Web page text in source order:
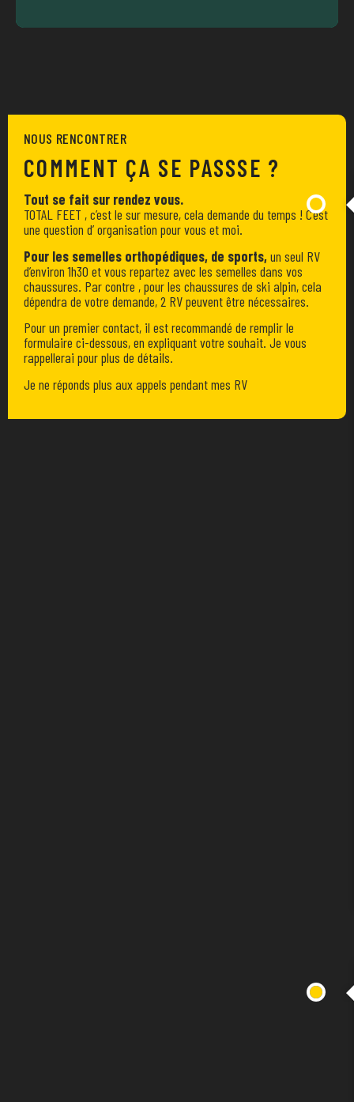
NOUS RENCONTRER
COMMENT ÇA SE PASSSE ?
Tout se fait sur rendez vous.
TOTAL FEET , c’est le sur mesure, cela demande du temps ! C’est
une question d’ organisation pour vous et moi.
Pour les semelles orthopédiques, de sports,un seul RV
d’environ 1h30 et vous repartez avec les semelles dans vos
chaussures. Par contre , pour les chaussures de ski alpin, cela
dépendra de votre demande, 2 RV peuvent être nécessaires.
Pour un premier contact, il est recommandé de remplir le
formulaire ci-dessous, en expliquant votre souhait. Je vous
rappellerai pour plus de détails.
Je ne réponds plus aux appels pendant mes RV